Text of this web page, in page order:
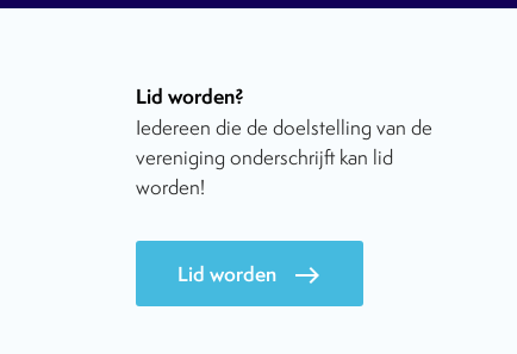
Lid worden?
Iedereen die de doelstelling van de
vereniging onderschrijft kan lid
worden!
Lid worden east